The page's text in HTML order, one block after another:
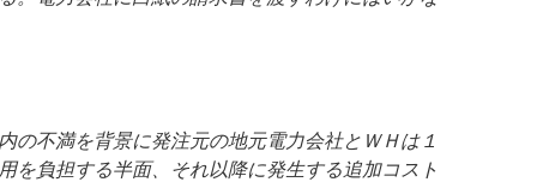
の不満を背景に発注元の地元電力会社とＷＨは１
を負担する半面、それ以降に発生する追加コスト